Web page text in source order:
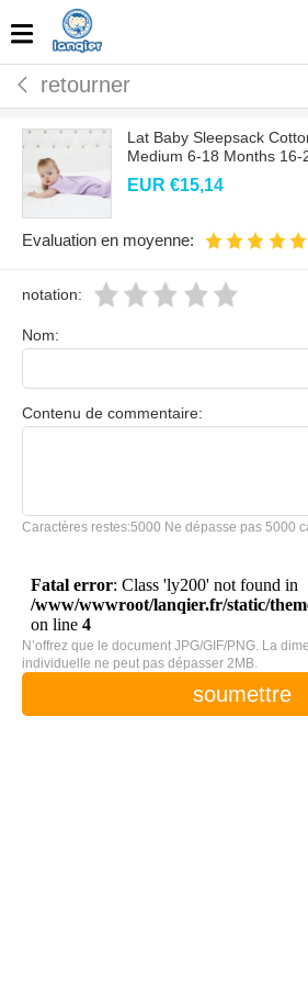
retourner
Lat Baby Sleepsack
Medium 6-18 Months
EUR €15,14
Evaluation en moyenne:
notation:
Nom:
Contenu de commentaire:
Caractères restes:5000 Ne dépasse pas 5000
N’offrez que le document JPG/GIF/PNG. La
individuelle ne peut pas dépasser 2MB.